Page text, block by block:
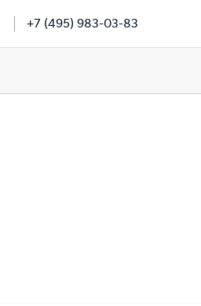
+7 (495) 983-03-83